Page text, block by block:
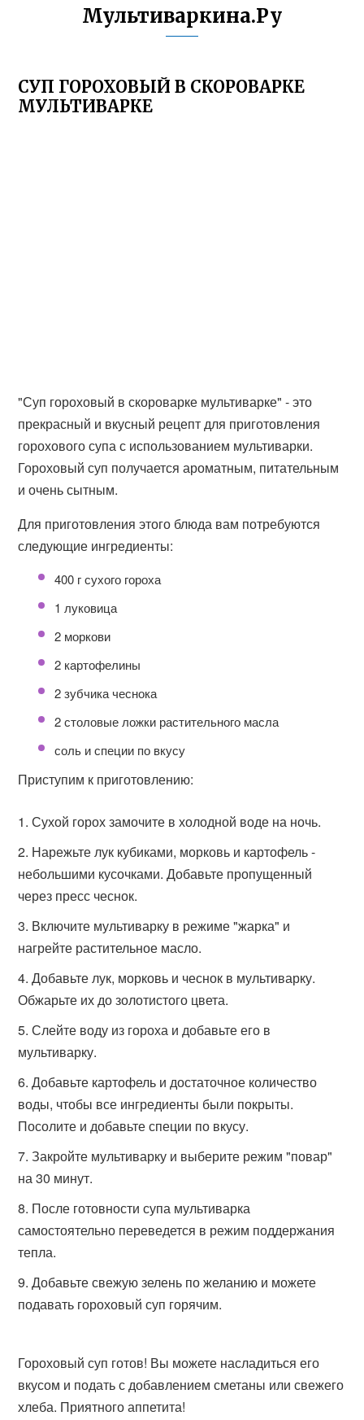
Мультиваркина.Ру
СУП ГОРОХОВЫЙ В СКОРОВАРКЕ
МУЛЬТИВАРКЕ
"Суп гороховый в скороварке мультиварке" - это
прекрасный и вкусный рецепт для приготовления
горохового супа с использованием мультиварки.
Гороховый суп получается ароматным, питательным
и очень сытным.
Для приготовления этого блюда вам потребуются
следующие ингредиенты:
400 г сухого гороха
1 луковица
2 моркови
2 картофелины
2 зубчика чеснока
2 столовые ложки растительного масла
соль и специи по вкусу
Приступим к приготовлению:
Сухой горох замочите в холодной воде на ночь.
Нарежьте лук кубиками, морковь и картофель -
небольшими кусочками. Добавьте пропущенный
через пресс чеснок.
Включите мультиварку в режиме "жарка" и
нагрейте растительное масло.
Добавьте лук, морковь и чеснок в мультиварку.
Обжарьте их до золотистого цвета.
Слейте воду из гороха и добавьте его в
мультиварку.
Добавьте картофель и достаточное количество
воды, чтобы все ингредиенты были покрыты.
Посолите и добавьте специи по вкусу.
Закройте мультиварку и выберите режим "повар"
на 30 минут.
После готовности супа мультиварка
самостоятельно переведется в режим поддержания
тепла.
Добавьте свежую зелень по желанию и можете
подавать гороховый суп горячим.
Гороховый суп готов! Вы можете насладиться его
вкусом и подать с добавлением сметаны или свежего
хлеба. Приятного аппетита!